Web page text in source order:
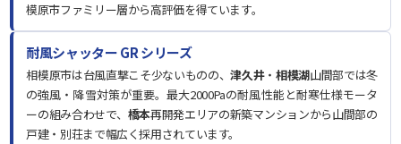
模原市ファミリー層から高評価を得ています。
耐風シャッター GR シリーズ
相模原市は台風直撃こそ少ないものの、津久井・ 相模湖山間部では冬
の強風・降雪対策が重要。最大2000Paの耐風性能と耐寒仕様モータ
ーの組み合わせで、 橋本再開発エリアの新築マンションから山間部の
戸建・別荘まで幅広く採用されています。